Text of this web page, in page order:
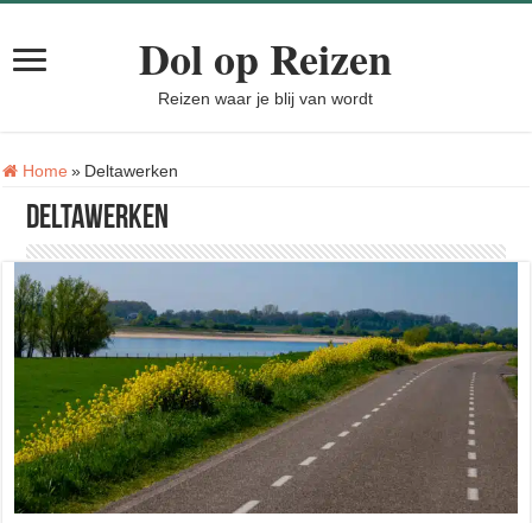
Dol op Reizen
Reizen waar je blij van wordt
Home » Tag:
Deltawerken
Deltawerken